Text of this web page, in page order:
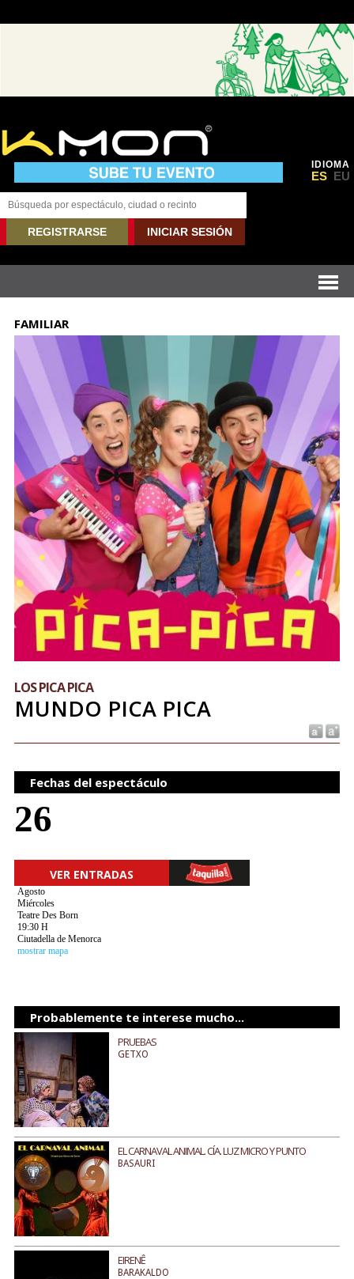
IDIOMA
ES EU
REGISTRARSE INICIAR SESIÓN
FAMILIAR
LOS PICA PICA
MUNDO PICA PICA
Fechas del espectáculo
26
VER ENTRADAS
Agosto
Miércoles
Teatre Des Born
19:30 H
Ciutadella de Menorca
mostrar mapa
Probablemente te interese mucho...
PRUEBAS
GETXO
EL CARNAVAL ANIMAL. CÍA. LUZ MICRO Y PUNTO
BASAURI
EIRENÊ
BARAKALDO